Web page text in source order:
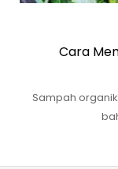
Cara
Sampah